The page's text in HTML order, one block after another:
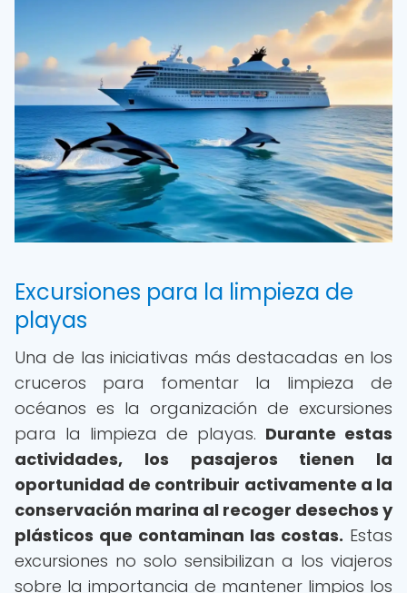
Excursiones para la limpieza de
playas
Una de las iniciativas más destacadas en los
cruceros para fomentar la limpieza de
océanos es la organización de excursiones
para la limpieza de playas. Durante estas
actividades, los pasajeros tienen la
oportunidad de contribuir activamente a la
conservación marina al recoger desechos y
plásticos que contaminan las costas. Estas
excursiones no solo sensibilizan a los viajeros
sobre la importancia de mantener limpios los